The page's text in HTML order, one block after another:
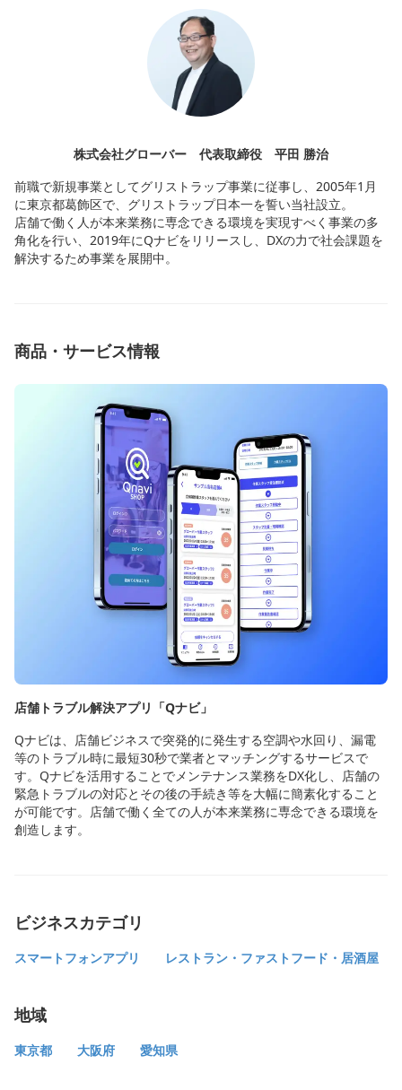
株式会社グローバー 代表取締役 平田 勝治
前職で新規事業としてグリストラップ事業に従事し、2005年1月
に東京都葛飾区で、グリストラップ日本一を誓い当社設立。
店舗で働く人が本来業務に専念できる環境を実現すべく事業の多
角化を行い、2019年にQナビをリリースし、DXの力で社会課題を
解決するため事業を展開中。
商品・サービス情報
店舗トラブル解決アプリ「Qナビ」
Qナビは、店舗ビジネスで突発的に発生する空調や水回り、漏電
等のトラブル時に最短30秒で業者とマッチングするサービスで
す。Qナビを活用することでメンテナンス業務をDX化し、店舗の
緊急トラブルの対応とその後の手続き等を大幅に簡素化すること
が可能です。店舗で働く全ての人が本来業務に専念できる環境を
創造します。
ビジネスカテゴリ
スマートフォンアプリ レストラン・ファストフード・居酒屋
地域
東京都 大阪府 愛知県